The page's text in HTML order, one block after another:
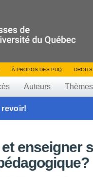
À PROPOS DES PUQ DROITS
Auteurs Thèmes
revoir!
enseigner